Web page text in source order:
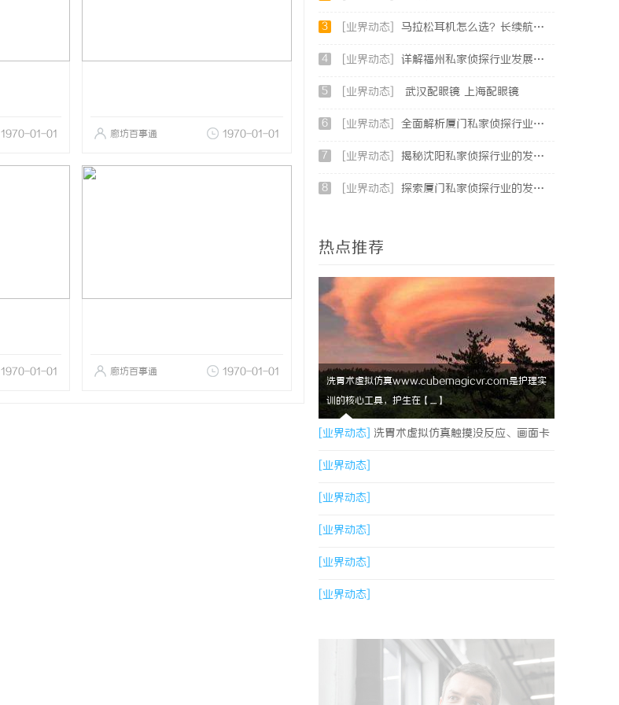
1970-01-01 廊坊百事通 1970-01-01
1970-01-01 廊坊百事通 1970-01-01
3 [业界动态] 马拉松耳机怎么选？长续航防水防汗实测盘点
4 [业界动态] 详解福州私家侦探行业发展与服务应用全方位指南
5 [业界动态] 武汉配眼镜 上海配眼镜
6 [业界动态] 全面解析厦门私家侦探行业的现状与发展趋势
7 [业界动态] 揭秘沈阳私家侦探行业的发展与现实应用
8 [业界动态] 探索厦门私家侦探行业的发展与应用全景
热点推荐
洗胃术虚拟仿真www.cubemagicvr.com是护理实
训的核心工具，护生在【....】
[业界动态] 洗胃术虚拟仿真触摸没反应、画面卡
顿？立方幻境破解难题
[业界动态]
[业界动态]
[业界动态]
[业界动态]
[业界动态]